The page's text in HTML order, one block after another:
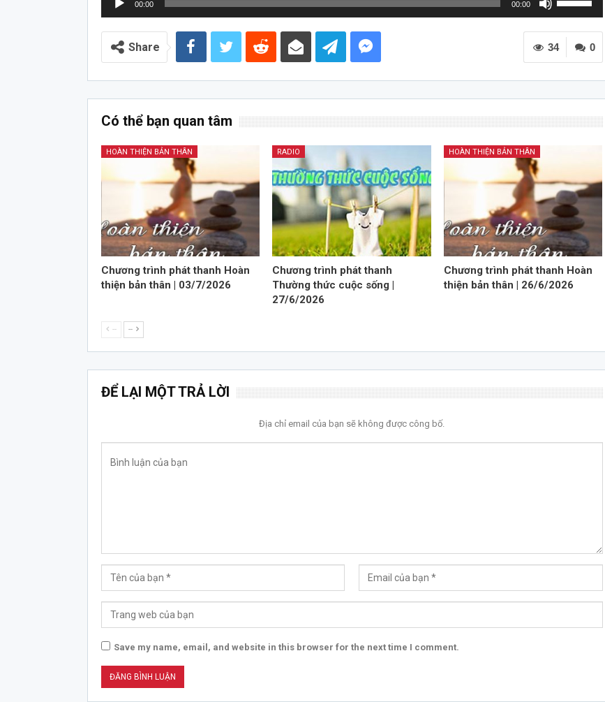
Audio
00:00 00:00
các
phím
mũi
tên
Lên/Xuống
để
tăng
âm
lượng.
0
34
Share
Có thể bạn quan tâm
HOÀN THIỆN BẢN THÂN
Chương trình phát thanh Hoàn
thiện bản thân | 03/7/2026
RADIO
Chương trình phát thanh
Thường thức cuộc sống |
27/6/2026
HOÀN THIỆN BẢN THÂN
Chương trình phát thanh Hoàn
thiện bản thân | 26/6/2026
-- --
ĐỂ LẠI MỘT TRẢ LỜI
Địa chỉ email của bạn sẽ không được công bố.
Save my name, email, and website in this browser for the next time I comment.